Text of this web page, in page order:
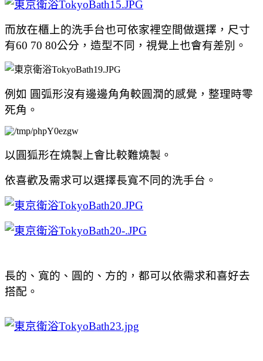
而放在櫃上的洗手台也可依家裡空間做選擇，尺寸
有60 70 80公分，造型不同，視覺上也會有差別。
例如 圓弧形沒有邊邊角角較圓潤的感覺，整理時零
死角。
以圓狐形在燒製上會比較難燒製。
依喜歡及需求可以選擇長寬不同的洗手台。
長的、寬的、圓的、方的，都可以依需求和喜好去
搭配。